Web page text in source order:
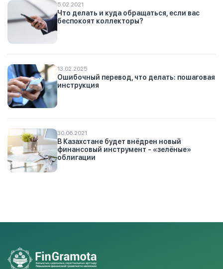
5.02.2021
Что делать и куда обращаться, если вас
беспокоят коллекторы?
13.02.2025
Ошибочный перевод, что делать: пошаговая
инструкция
30.06.2021
В Казахстане будет внёдрен новый
финансовый инструмент - «зелёные»
облигации